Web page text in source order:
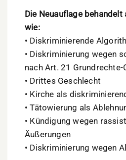
Die Neuauflage behandelt
wie:
• Diskriminierende
• Diskriminierung wegen
nach Art. 21 Grundrechte-
• Drittes Geschlecht
• Kirche als
• Tätowierung als
• Kündigung wegen
Äußerungen
• Diskriminierung wegen